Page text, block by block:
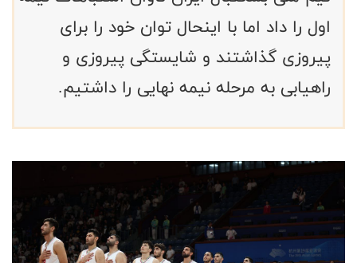
اول را داد اما با اینحال توان خود را برای
پیروزی گذاشتند و شایستگی پیروزی و
راهیابی به مرحله نیمه نهایی را داشتیم.